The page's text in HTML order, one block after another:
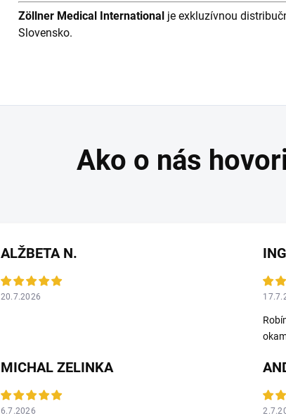
Zöllner Medical International je exkluzívnou
Slovensko.
ALŽBETA N.
20.7.2026
MICHAL ZELINKA
6.7.2026